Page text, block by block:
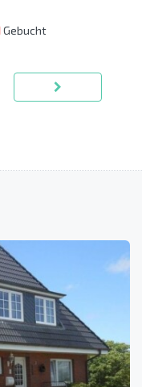
Gebucht